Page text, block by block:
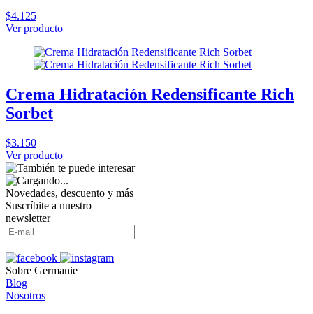
$4.125
Ver producto
Crema Hidratación Redensificante Rich
Sorbet
$3.150
Ver producto
Novedades, descuento y más
Suscríbite a nuestro
newsletter
Sobre Germanie
Blog
Nosotros